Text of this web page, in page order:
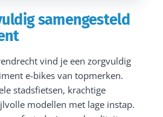
samengesteld
vind je een zorgvuldig
e-bikes van topmerken.
stadsfietsen, krachtige
modellen met lage instap.